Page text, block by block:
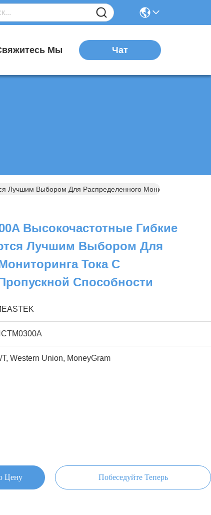
Мы Чат
Лучшим Выбором Для Распределенного Мониторинга Тока
Высокочастотные Гибкие
Лучшим Выбором Для
Тока С
Способности
T, Western Union, MoneyGram
Цену Побеседуйте Теперь